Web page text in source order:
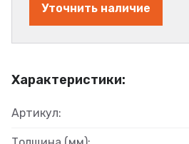
Характеристики:
Артикул:
Уточнить наличие